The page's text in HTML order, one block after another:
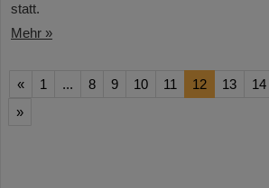
statt.
Mehr »
« 1 ... 8 9 10 11 12 13 14
»